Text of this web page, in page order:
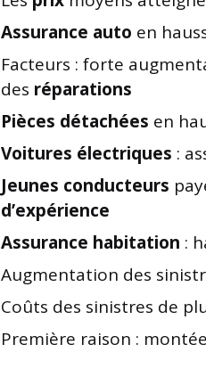
Assurance auto en
Facteurs : forte
des réparations
Pièces détachées en
Voitures électriques :
Jeunes conducteurs
d’expérience
Assurance habitation :
Augmentation des
Coûts des sinistres de
Première raison :